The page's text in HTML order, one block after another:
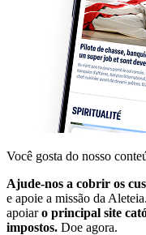
Você gosta do nosso
Ajude-nos a cobrir os
e apoie a missão da
apoiaro principal site
impostos. Doe agora.